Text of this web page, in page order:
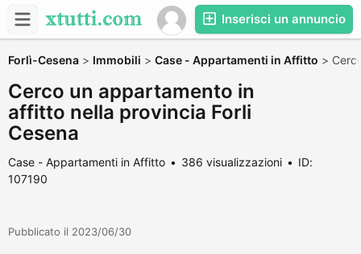
Inserisci un annuncio
Forlì-Cesena > Immobili > Case - Appartamenti in Affitto >
Cerco un appartamento in
affitto nella provincia Forli
Cesena
Case - Appartamenti in Affitto 386 visualizzazioni
ID:
107190
Pubblicato il 2023/06/30